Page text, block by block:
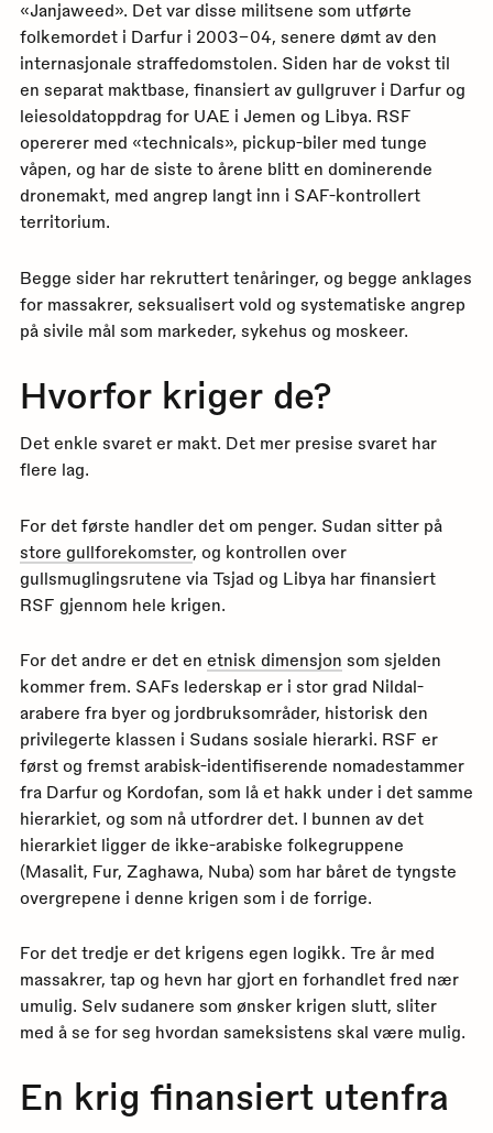
«Janjaweed». Det var disse militsene som utførte
folkemordet i Darfur i 2003–04, senere dømt av den
internasjonale straffedomstolen. Siden har de vokst til
en separat maktbase, finansiert av gullgruver i Darfur og
leiesoldatoppdrag for UAE i Jemen og Libya. RSF
opererer med «technicals», pickup-biler med tunge
våpen, og har de siste to årene blitt en dominerende
dronemakt, med angrep langt inn i SAF-kontrollert
territorium.
Begge sider har rekruttert tenåringer, og begge anklages
for massakrer, seksualisert vold og systematiske angrep
på sivile mål som markeder, sykehus og moskeer.
Hvorfor kriger de?
Det enkle svaret er makt. Det mer presise svaret har
flere lag.
For det første handler det om penger. Sudan sitter på
store gullforekomster, og kontrollen over
gullsmuglingsrutene via Tsjad og Libya har finansiert
RSF gjennom hele krigen.
For det andre er det en etnisk dimensjon som sjelden
kommer frem. SAFs lederskap er i stor grad Nildal-
arabere fra byer og jordbruksområder, historisk den
privilegerte klassen i Sudans sosiale hierarki. RSF er
først og fremst arabisk-identifiserende nomadestammer
fra Darfur og Kordofan, som lå et hakk under i det samme
hierarkiet, og som nå utfordrer det. I bunnen av det
hierarkiet ligger de ikke-arabiske folkegruppene
(Masalit, Fur, Zaghawa, Nuba) som har båret de tyngste
overgrepene i denne krigen som i de forrige.
For det tredje er det krigens egen logikk. Tre år med
massakrer, tap og hevn har gjort en forhandlet fred nær
umulig. Selv sudanere som ønsker krigen slutt, sliter
med å se for seg hvordan sameksistens skal være mulig.
En krig finansiert utenfra